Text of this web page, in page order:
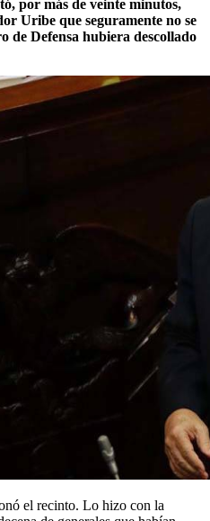
por más de veinte minutos,
Uribe que seguramente no se
de Defensa hubiera descollado
el recinto. Lo hizo con la